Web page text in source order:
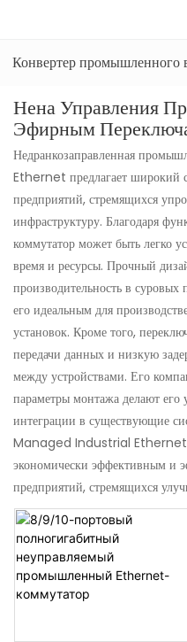
Конвертер промышленного
Нена Управления
Эфирным
Недранкозаправленная
Ethernet предлагает широкий
предприятий, стремящихся
инфраструктуру. Благодаря
коммутатор может быть легко
время и ресурсы. Прочный
производительность в
его идеальным для
установок. Кроме того,
передачи данных и низкую
между устройствами. Его
параметры монтажа делают
интеграции в существующие
Managed Industrial Ethernet
экономически эффективным и
предприятий, стремящихся